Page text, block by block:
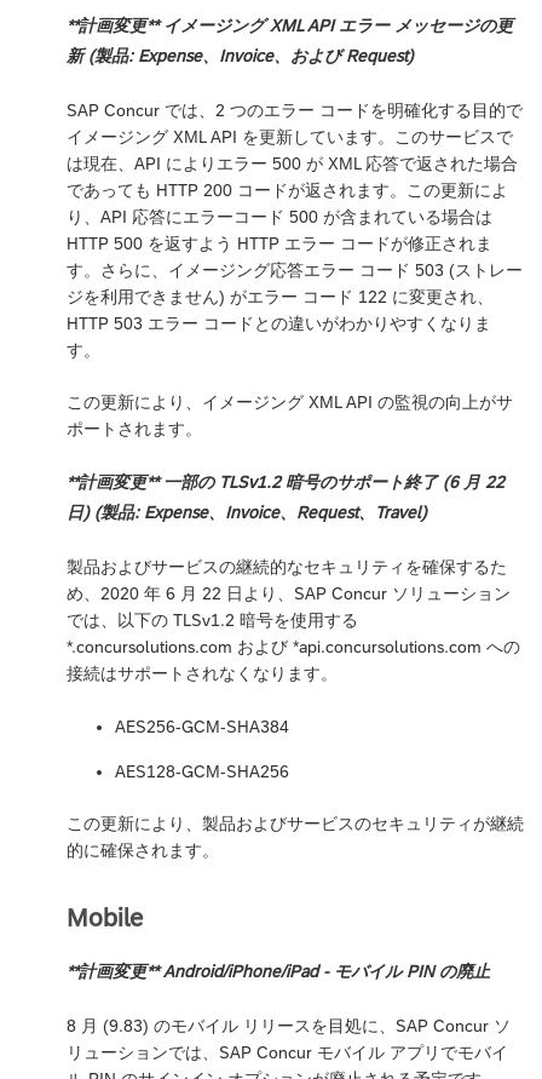
**計画変更** イメージング XML API エラー メッセージの更
新 (製品: Expense、Invoice、および Request)
SAP Concur では、2 つのエラー コードを明確化する目的で
イメージング XML API を更新しています。このサービスで
は現在、API によりエラー 500 が XML 応答で返された場合
であっても HTTP 200 コードが返されます。この更新によ
り、API 応答にエラーコード 500 が含まれている場合は
HTTP 500 を返すよう HTTP エラー コードが修正されま
す。さらに、イメージング応答エラー コード 503 (ストレー
ジを利用できません) がエラー コード 122 に変更され、
HTTP 503 エラー コードとの違いがわかりやすくなりま
す。
この更新により、イメージング XML API の監視の向上がサ
ポートされます。
**計画変更** 一部の TLSv1.2 暗号のサポート終了 (6 月 22
日) (製品: Expense、Invoice、Request、Travel)
製品およびサービスの継続的なセキュリティを確保するた
め、2020 年 6 月 22 日より、SAP Concur ソリューション
では、以下の TLSv1.2 暗号を使用する
*.concursolutions.com および *api.concursolutions.com への
接続はサポートされなくなります。
AES256-GCM-SHA384
AES128-GCM-SHA256
この更新により、製品およびサービスのセキュリティが継続
的に確保されます。
Mobile
**計画変更** Android/iPhone/iPad - モバイル PIN の廃止
8 月 (9.83) のモバイル リリースを目処に、SAP Concur ソ
リューションでは、SAP Concur モバイル アプリでモバイ